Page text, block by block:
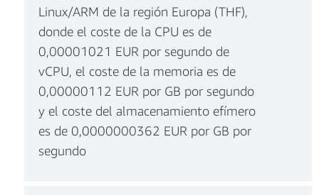
Linux/ARM de la región Europa (THF),
donde el coste de la CPU es de
0,00001021 EUR por segundo de
vCPU, el coste de la memoria es de
0,00000112 EUR por GB por segundo
y el coste del almacenamiento efímero
es de 0,0000000362 EUR por GB por
segundo